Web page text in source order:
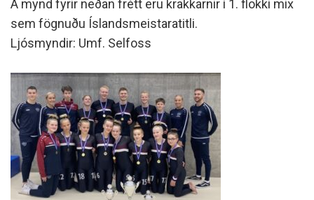
Á mynd fyrir neðan frétt eru krakkarnir í 1. flokki mix
sem fögnuðu Íslandsmeistaratitli.
Ljósmyndir: Umf. Selfoss